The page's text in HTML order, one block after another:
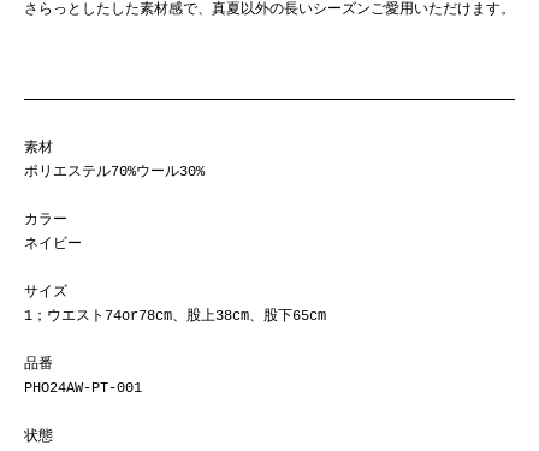
さらっとしたした素材感で、真夏以外の長いシーズンご愛用いただけます。
素材
ポリエステル70%ウール30%
カラー
ネイビー
サイズ
1；ウエスト74or78cm、股上38cm、股下65cm
品番
PHO24AW-PT-001
状態